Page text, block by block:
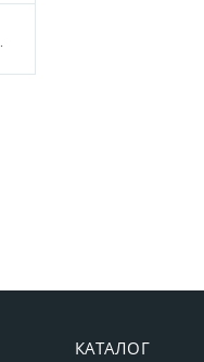
КАТАЛОГ